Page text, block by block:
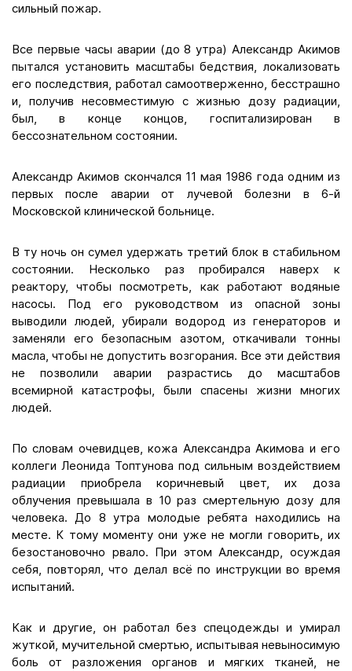
сильный пожар.
Все первые часы аварии (до 8 утра) Александр Акимов
пытался установить масштабы бедствия, локализовать
его последствия, работал самоотверженно, бесстрашно
и, получив несовместимую с жизнью дозу радиации,
был, в конце концов, госпитализирован в
бессознательном состоянии.
Александр Акимов скончался 11 мая 1986 года одним из
первых после аварии от лучевой болезни в 6-й
Московской клинической больнице.
В ту ночь он сумел удержать третий блок в стабильном
состоянии. Несколько раз пробирался наверх к
реактору, чтобы посмотреть, как работают водяные
насосы. Под его руководством из опасной зоны
выводили людей, убирали водород из генераторов и
заменяли его безопасным азотом, откачивали тонны
масла, чтобы не допустить возгорания. Все эти действия
не позволили аварии разрастись до масштабов
всемирной катастрофы, были спасены жизни многих
людей.
По словам очевидцев, кожа Александра Акимова и его
коллеги Леонида Топтунова под сильным воздействием
радиации приобрела коричневый цвет, их доза
облучения превышала в 10 раз смертельную дозу для
человека. До 8 утра молодые ребята находились на
месте. К тому моменту они уже не могли говорить, их
безостановочно рвало. При этом Александр, осуждая
себя, повторял, что делал всё по инструкции во время
испытаний.
Как и другие, он работал без спецодежды и умирал
жуткой, мучительной смертью, испытывая невыносимую
боль от разложения органов и мягких тканей, не